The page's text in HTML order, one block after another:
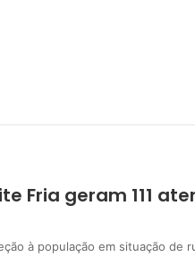
Fria geram 111
à população em situação de